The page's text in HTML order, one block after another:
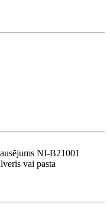
NI-B21001
vai pasta